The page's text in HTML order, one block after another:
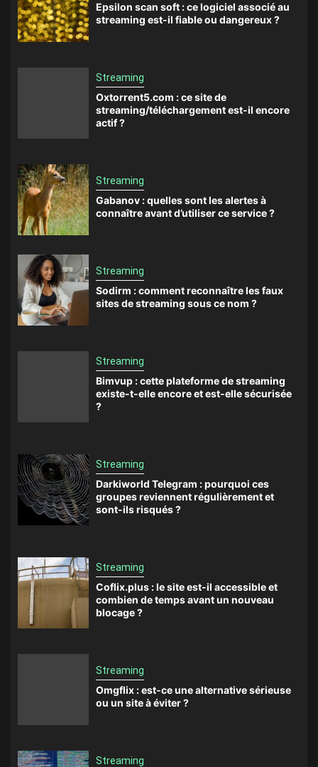
Epsilon scan soft : ce logiciel associé au
streaming est-il fiable ou dangereux ?
Streaming
Oxtorrent5.com : ce site de
streaming/téléchargement est-il encore
actif ?
Streaming
Gabanov : quelles sont les alertes à
connaître avant d’utiliser ce service ?
Streaming
Sodirm : comment reconnaître les faux
sites de streaming sous ce nom ?
Streaming
Bimvup : cette plateforme de streaming
existe-t-elle encore et est-elle sécurisée
?
Streaming
Darkiworld Telegram : pourquoi ces
groupes reviennent régulièrement et
sont-ils risqués ?
Streaming
Coflix.plus : le site est-il accessible et
combien de temps avant un nouveau
blocage ?
Streaming
Omgflix : est-ce une alternative sérieuse
ou un site à éviter ?
Streaming